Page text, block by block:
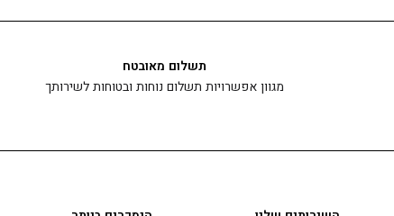
תשלום מאובטח
מגוון אפשרויות תשלום נוחות ובטוחות לשירותך